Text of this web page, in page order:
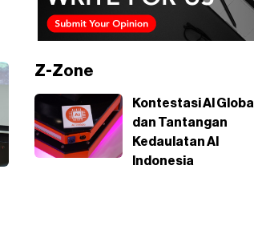
Z-Zone
Kontestasi AI Global
dan Tantangan
Kedaulatan AI
Indonesia